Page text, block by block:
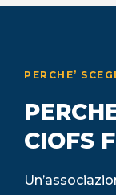
PERCHE’
CIOFS